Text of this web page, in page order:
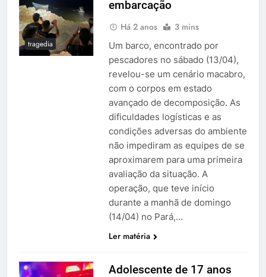
tragedia
embarcação
Há 2 anos 3 mins
Um barco, encontrado por
pescadores no sábado (13/04),
revelou-se um cenário macabro,
com o corpos em estado
avançado de decomposição. As
dificuldades logísticas e as
condições adversas do ambiente
não impediram as equipes de se
aproximarem para uma primeira
avaliação da situação. A
operação, que teve início
durante a manhã de domingo
(14/04) no Pará,…
Ler matéria
Adolescente de 17 anos